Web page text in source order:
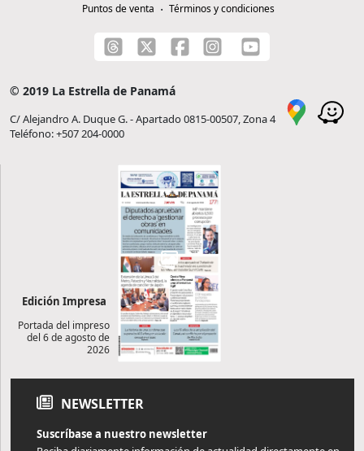
Puntos de venta
Términos y condiciones
© 2019 La Estrella de Panamá
C/ Alejandro A. Duque G. - Apartado 0815-00507, Zona 4
Teléfono: +507 204-0000
Edición Impresa
Portada del impreso
del 6 de agosto de
2026
NEWSLETTER
Suscríbase a nuestro newsletter